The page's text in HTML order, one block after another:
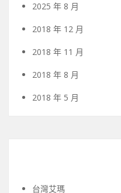
2025 年 8 月
2018 年 12 月
2018 年 11 月
2018 年 8 月
2018 年 5 月
台灣艾瑪